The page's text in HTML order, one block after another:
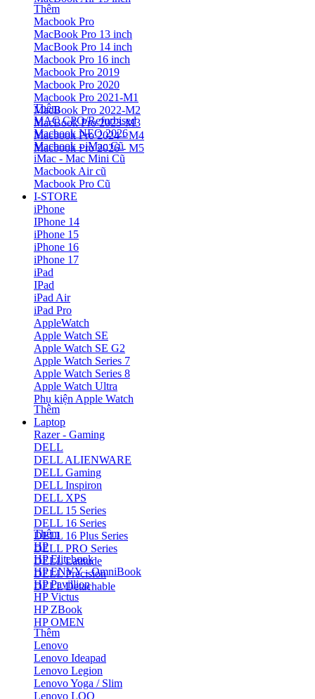
Thêm
Macbook Pro
MacBook Pro 13 inch
MacBook Pro 14 inch
Macbook Pro 16 inch
Macbook Pro 2019
Macbook Pro 2020
Macbook Pro 2021-M1
MacBook Pro 2022-M2
MacBook Pro 2023-M3
Macbook Pro 2024 - M4
Macbook Pro 2026 - M5
Thêm
MAC CPO/Refurbised
Macbook NEO 2026
Macbook - iMac Cũ
iMac - Mac Mini Cũ
Macbook Air cũ
Macbook Pro Cũ
I-STORE
iPhone
IPhone 14
iPhone 15
iPhone 16
iPhone 17
iPad
IPad
iPad Air
iPad Pro
AppleWatch
Apple Watch SE
Apple Watch SE G2
Apple Watch Series 7
Apple Watch Series 8
Apple Watch Ultra
Phụ kiện Apple Watch
Thêm
Laptop
Razer - Gaming
DELL
DELL ALIENWARE
DELL Gaming
DELL Inspiron
DELL XPS
DELL 15 Series
DELL 16 Series
DELL 16 Plus Series
DELL PRO Series
DELL Latitude
DELL Precision
DELL Detachable
Thêm
HP
HP Elitebook
HP ENVY - OmniBook
HP Pavillion
HP Victus
HP ZBook
HP OMEN
Thêm
Lenovo
Lenovo Ideapad
Lenovo Legion
Lenovo Yoga / Slim
Lenovo LOQ